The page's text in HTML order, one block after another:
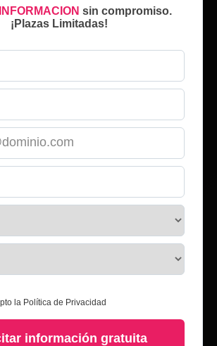
sin compromiso.
¡Plazas Limitadas!
la Política de Privacidad
información gratuita